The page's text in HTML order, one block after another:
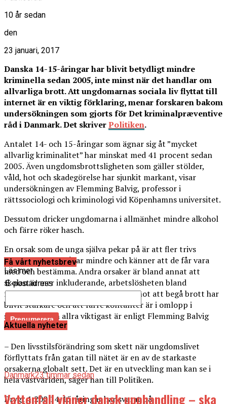
10 år sedan
den
23 januari, 2017
Danska 14-15-åringar har blivit betydligt mindre
kriminella sedan 2005, inte minst när det handlar om
allvarliga brott. Att ungdomarnas sociala liv flyttat till
internet är en viktig förklaring, menar forskaren bakom
undersökningen som gjorts för Det kriminalpræventive
råd i Danmark. Det skriverPolitiken.
Antalet 14- och 15-åringar som ägnar sig åt ”mycket
allvarlig kriminalitet” har minskat med 41 procent sedan
2005. Även ungdomsbrottsligheten som gäller stölder,
våld, hot och skadegörelse har sjunkit markant, visar
undersökningen av Flemming Balvig, professor i
rättssociologi och kriminologi vid Köpenhamns universitet.
Dessutom dricker ungdomarna i allmänhet mindre alkohol
och färre röker hasch.
En orsak som de unga själva pekar på är att fler trivs
hemma, där de bråkar mindre och känner att de får vara
med och bestämma. Andra orsaker är bland annat att
skolan är mer inkluderande, arbetslösheten bland
föräldrarna har minskat, normerna mot att begå brott har
blivit starkare och att färre kontanter är i omlopp i
samhället. Men allra viktigast är enligt Flemming Balvig
internet.
– Den livsstilsförändring som skett när ungdomslivet
förflyttats från gatan till nätet är en av de starkaste
orsakerna globalt sett. Det är en utveckling man kan se i
hela västvärlden, säger han till Politiken.
Drygt 1 200 14-15-åringar har svarat på
Läs mer
Få vårt nyhetsbrev
E-postadress
Aktuella nyheter
Danmark23 timmar sedan
Vattenfall vinner dansk upphandling – ska